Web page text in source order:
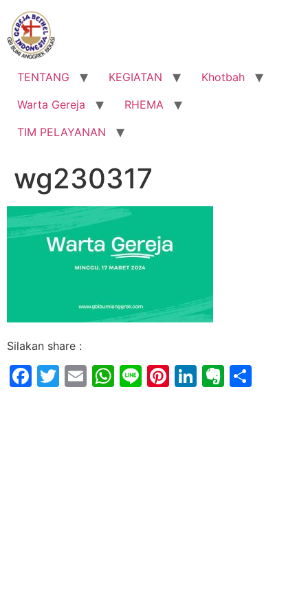
Lewati
konten
TENTANG KEGIATAN
Khotbah
Warta Gereja
RHEMA
TIM PELAYANAN
wg230317
Silakan share :
Facebook
Twitter
EmailWhatsApp
LinePinterest
LinkedIn